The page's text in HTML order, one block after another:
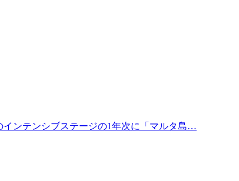
ンテンシブステージの1年次に「マルタ島…